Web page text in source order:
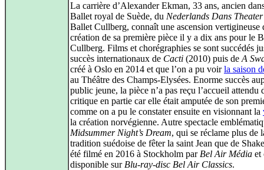
La carrière d’Alexander Ekman, 33 ans, ancien
Ballet royal de Suède, du Nederlands Dans
Ballet Cullberg, connaît une ascension vertigineuse
création de sa première pièce il y a dix ans pour le
Cullberg. Films et chorégraphies se sont succédés
succès internationaux de Cacti (2010) puis de A
créé à Oslo en 2014 et que l’on a pu voirla saison
au Théâtre des Champs-Elysées. Enorme succès
public jeune, la pièce n’a pas reçu l’accueil attendu
critique en partie car elle était amputée de son
comme on a pu le constater ensuite en visionnant la
la création norvégienne. Autre spectacle
Midsummer Night’s Dream, qui se réclame plus de
tradition suédoise de fêter la saint Jean que de
été filmé en 2016 à Stockholm par Bel Air Média et
disponible sur Blu-ray-disc Bel Air Classics.